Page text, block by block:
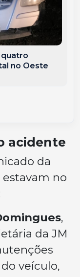
quatro
no Oeste
acidente
da
no
,
da JM
veículo,